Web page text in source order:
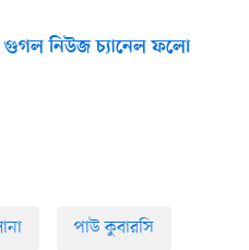
নিউজ চ্যানেল ফলো
পাউ কুবারসি